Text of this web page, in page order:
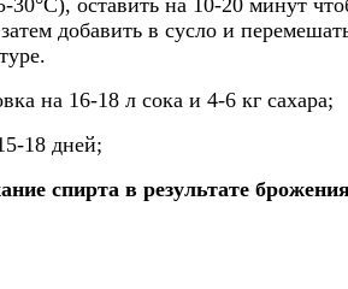
добавить в сусло и
на 16-18 л сока и 4-6 кг сахара;
18 дней;
спирта в результате